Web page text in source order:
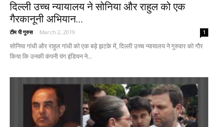
दिल्ली उच्च न्यायालय ने सोनिया और राहुल को एक
गैरकानूनी अभियान...
टीम पी गुरुस - March 2, 2019 1
सोनिया गांधी और राहुल गांधी को एक बड़े झटके में, दिल्ली उच्च न्यायालय ने गुरुवार को गौर
किया कि उनकी कंपनी यंग इंडियन ने...